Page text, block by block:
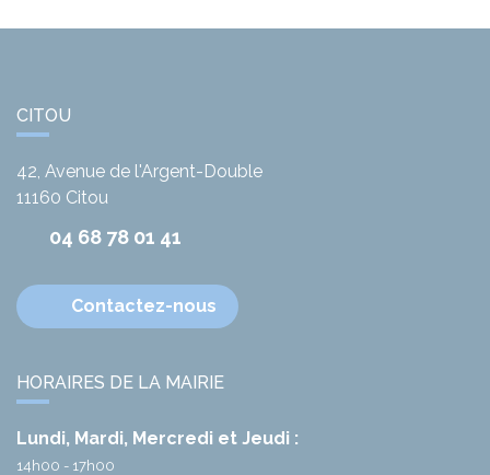
CITOU
42, Avenue de l'Argent-Double
11160 Citou
04 68 78 01 41
Contactez-nous
HORAIRES DE LA MAIRIE
Lundi, Mardi, Mercredi et Jeudi :
14h00 - 17h00